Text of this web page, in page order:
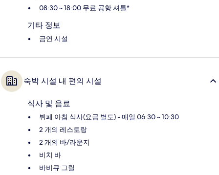
08:30 ~ 18:00 무료 공항 셔틀*
기타 정보
금연 시설
숙박 시설 내 편의 시설
식사 및 음료
뷔페 아침 식사(요금 별도) - 매일 06:30 ~ 10:30
2 개의 레스토랑
2 개의 바/라운지
비치 바
바비큐 그릴